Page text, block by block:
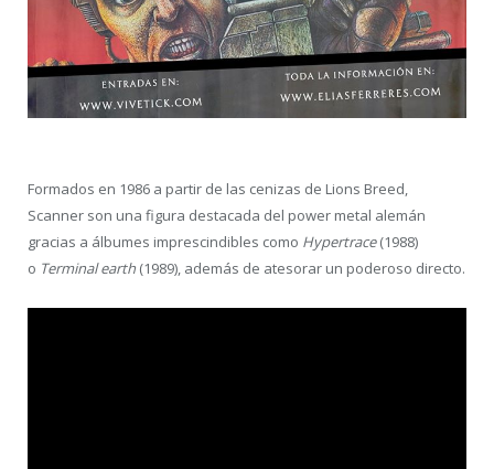
Formados en 1986 a partir de las cenizas de Lions Breed,
Scanner son una figura destacada del power metal alemán
gracias a álbumes imprescindibles como Hypertrace(1988)
o Terminal earth(1989), además de atesorar un poderoso directo.